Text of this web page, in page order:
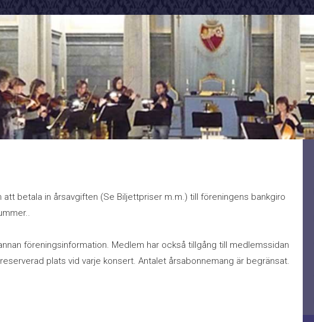
att betala in årsavgiften (Se Biljettpriser m.m.) till föreningens bankgiro
föreningsinformation. Medlem har också tillgång till medlemssidan
plats vid varje konsert. Antalet årsabonnemang är begränsat.